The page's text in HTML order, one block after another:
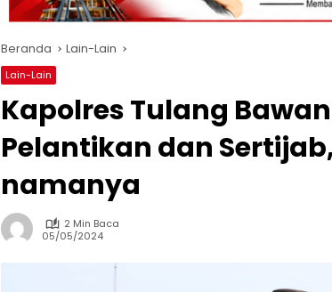
Beranda Lain-Lain
Lain-Lain
Kapolres Tulang
Pelantikan dan
namanya
2 Min Baca
05/05/2024